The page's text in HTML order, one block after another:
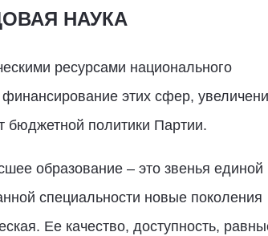
НАУКА
ресурсами национального
этих сфер,
бюджетной политики Партии.
образование – это звенья единой
специальности новые поколения
Ее качество, доступность,